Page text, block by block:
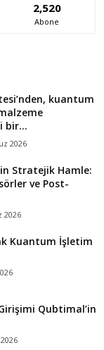
2,520
Abone
kuantum
bir...
2026
Stratejik Hamle:
ve Post-
2026
Kuantum İşletim
Qubtimal’in